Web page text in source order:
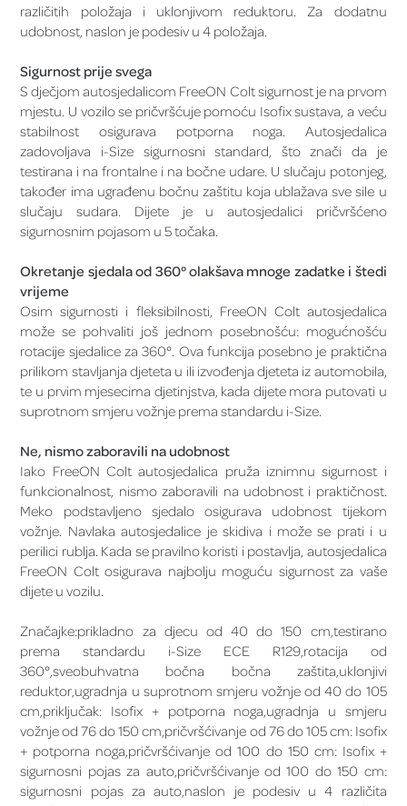
različitih položaja i uklonjivom reduktoru. Za dodatnu
udobnost, naslon je podesiv u 4 položaja.
Sigurnost prije svega
S dječjom autosjedalicom FreeON Colt sigurnost je na prvom
mjestu. U vozilo se pričvršćuje pomoću Isofix sustava, a veću
stabilnost osigurava potporna noga. Autosjedalica
zadovoljava i-Size sigurnosni standard, što znači da je
testirana i na frontalne i na bočne udare. U slučaju potonjeg,
također ima ugrađenu bočnu zaštitu koja ublažava sve sile u
slučaju sudara. Dijete je u autosjedalici pričvršćeno
sigurnosnim pojasom u 5 točaka.
Okretanje sjedala od 360° olakšava mnoge zadatke i štedi
vrijeme
Osim sigurnosti i fleksibilnosti, FreeON Colt autosjedalica
može se pohvaliti još jednom posebnošću: mogućnošću
rotacije sjedalice za 360°. Ova funkcija posebno je praktična
prilikom stavljanja djeteta u ili izvođenja djeteta iz automobila,
te u prvim mjesecima djetinjstva, kada dijete mora putovati u
suprotnom smjeru vožnje prema standardu i-Size.
Ne, nismo zaboravili na udobnost
Iako FreeON Colt autosjedalica pruža iznimnu sigurnost i
funkcionalnost, nismo zaboravili na udobnost i praktičnost.
Meko podstavljeno sjedalo osigurava udobnost tijekom
vožnje. Navlaka autosjedalice je skidiva i može se prati i u
perilici rublja. Kada se pravilno koristi i postavlja, autosjedalica
FreeON Colt osigurava najbolju moguću sigurnost za vaše
dijete u vozilu.
Značajke:prikladno za djecu od 40 do 150 cm,testirano
prema standardu i-Size ECE R129,rotacija od
360°,sveobuhvatna bočna bočna zaštita,uklonjivi
reduktor,ugradnja u suprotnom smjeru vožnje od 40 do 105
cm,priključak: Isofix + potporna noga,ugradnja u smjeru
vožnje od 76 do 150 cm,pričvršćivanje od 76 do 105 cm: Isofix
+ potporna noga,pričvršćivanje od 100 do 150 cm: Isofix +
sigurnosni pojas za auto,pričvršćivanje od 100 do 150 cm:
sigurnosni pojas za auto,naslon je podesiv u 4 različita